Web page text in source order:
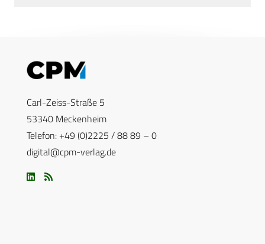
Carl-Zeiss-Straße 5
53340 Meckenheim
Telefon: +49 (0)2225 / 88 89 – 0
digital@cpm-verlag.de